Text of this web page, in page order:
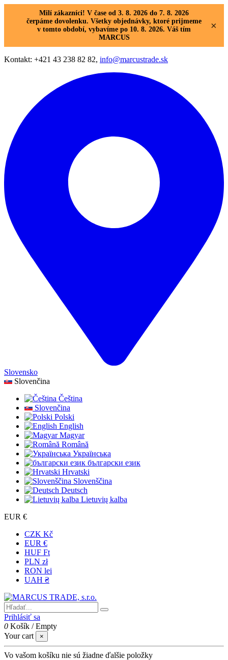
Milí zákazníci! V čase od 3. 8. 2026 do 7. 8. 2026
čerpáme dovolenku. Všetky objednávky, ktoré prijmeme
v tomto období, vybavíme po 10. 8. 2026. Váš tím
MARCUS
×
Kontakt: +421 43 238 82 82, info@marcustrade.sk
Slovensko
Slovenčina
Čeština
Slovenčina
Polski
English
Magyar
Română
Українська
български език
Hrvatski
Slovenščina
Deutsch
Lietuvių kalba
EUR €
CZK Kč
EUR €
HUF Ft
PLN zł
RON lei
UAH ₴
Prihlásiť sa
0 Košík /Empty
Your cart
×
Vo vašom košíku nie sú žiadne ďalšie položky